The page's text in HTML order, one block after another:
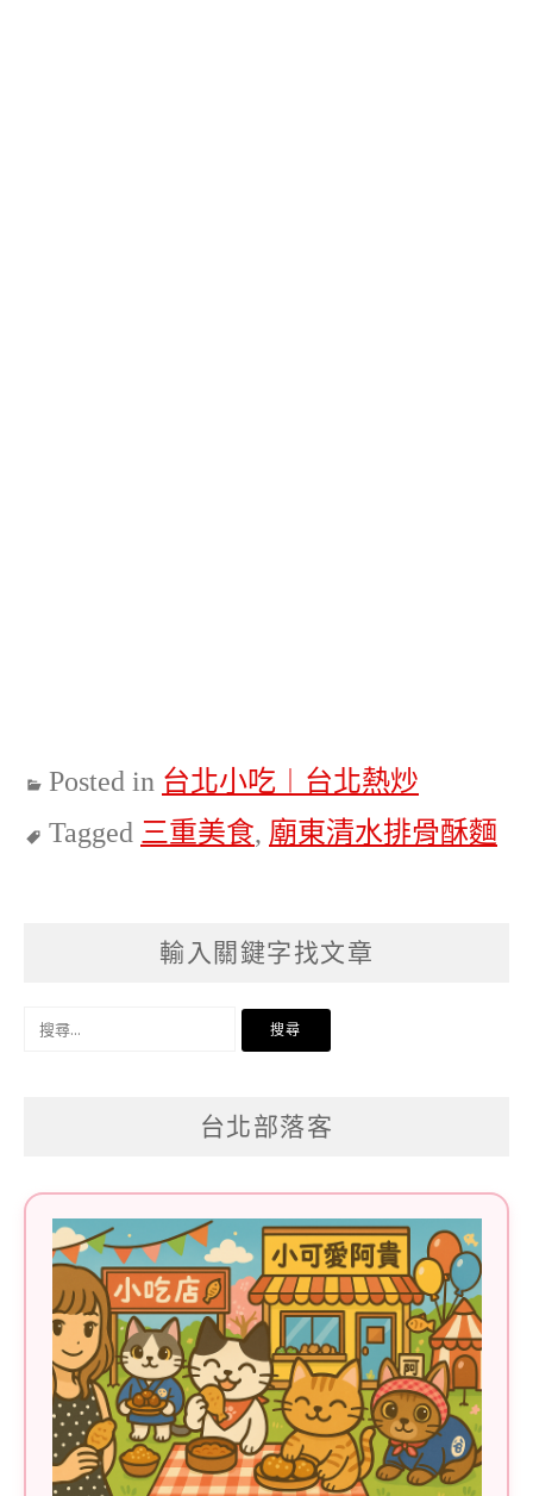
Posted in 台北小吃︱台北熱炒
Tagged 三重美食, 廟東清水排骨酥麵
輸入關鍵字找文章
搜
台北部落客